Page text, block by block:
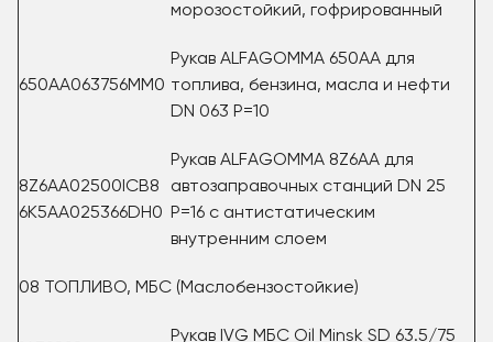
морозостойкий, гофрированный
650AA063756MM0
Рукав ALFAGOMMA 650AA для
топлива, бензина, масла и нефти
DN 063 P=10
8Z6AA02500ICB8
6K5AA025366DH0
Рукав ALFAGOMMA 8Z6AA для
автозаправочных станций DN 25
Р=16 с антистатическим
внутренним слоем
08 ТОПЛИВО, МБС (Маслобензостойкие)
Рукав IVG МБС Oil Minsk SD 63.5/75